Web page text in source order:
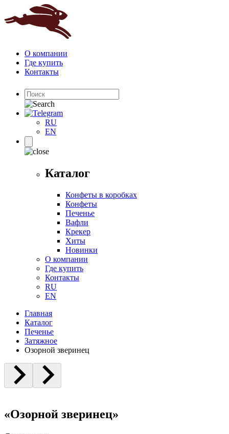
О компании
Где купить
Контакты
RU
EN
Каталог
Конфеты в коробках
Конфеты
Печенье
Вафли
Крекер
Хиты
Новинки
О компании
Где купить
Контакты
RU
EN
Главная
Каталог
Печенье
Затяжное
Озорной зверинец
«Озорной зверинец»